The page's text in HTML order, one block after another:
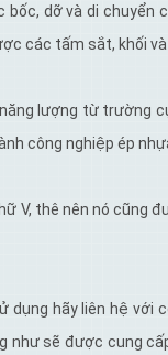
dỡ và di chuyển
các tấm sắt, khối và
lượng từ trường
công nghiệp ép
V, thê nên nó cũng
dụng hãy liên hệ với
như sẽ được cung